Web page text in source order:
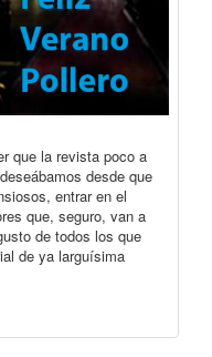
que la revista poco a
desde que
entrar en el
que, seguro, van a
de todos los que
de ya larguísima